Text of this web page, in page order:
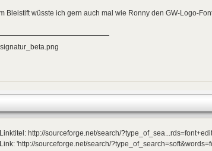
Bleistift wüsste ich gern auch mal wie Ronny den GW-Logo-
http://sourceforge.net/search/
'http://sourceforge.net/search/